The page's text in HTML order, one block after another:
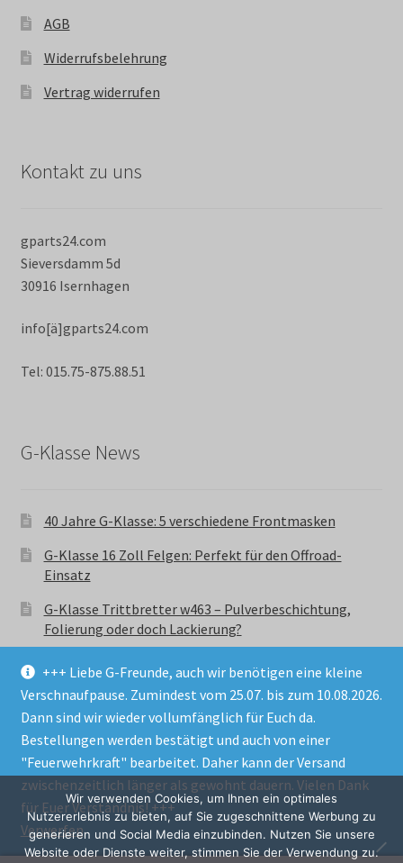
+++ Liebe G-Freunde, auch wir benötigen eine kleine
Verschnaufpause. Zumindest vom 25.07. bis zum 10.08.2026.
Dann sind wir wieder vollumfänglich für Euch da.
Bestellungen werden bestätigt und auch von einer
"Feuerwehrkraft" bearbeitet. Daher kann der Versand
zwischenzeitlich länger als gewohnt dauern. Vielen Dank
für Euer Verständnis! +++
Verwerfen
AGB
Widerrufsbelehrung
Vertrag widerrufen
Kontakt zu uns
gparts24.com
Sieversdamm 5d
30916 Isernhagen
info[ä]gparts24.com
Tel: 015.75-875.88.51
G-Klasse News
40 Jahre G-Klasse: 5 verschiedene Frontmasken
G-Klasse 16 Zoll Felgen: Perfekt für den Offroad-
Einsatz
G-Klasse Trittbretter w463 – Pulverbeschichtung,
Folierung oder doch Lackierung?
© GParts24 - G-Klasse w463 Trittbretter, Felgen,
Ersatzteile & Zubebehör.
Datenschutzerklärung
Alle Preise inkl. der gesetzlichen MwSt.
Wir verwenden Cookies, um Ihnen ein optimales
Nutzererlebnis zu bieten, auf Sie zugeschnittene Werbung zu
generieren und Social Media einzubinden. Nutzen Sie unsere
Website oder Dienste weiter, stimmen Sie der Verwendung zu.